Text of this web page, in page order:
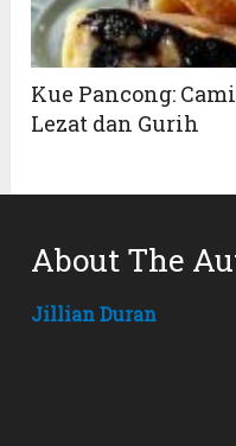
Kue Pancong:
Lezat dan Gurih
About The
Jillian Duran